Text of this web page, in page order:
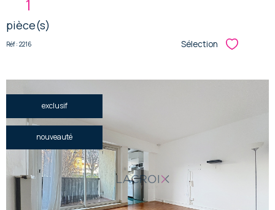
1
pièce(s)
Réf : 2216 Sélection Sélectionner
exclusif
nouveauté
voir le
bien